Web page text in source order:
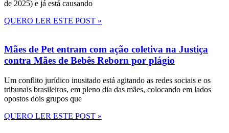
de 2025) e já está causando
QUERO LER ESTE POST »
Mães de Pet entram com ação coletiva na Justiça
contra Mães de Bebês Reborn por plágio
Um conflito jurídico inusitado está agitando as redes sociais e os
tribunais brasileiros, em pleno dia das mães, colocando em lados
opostos dois grupos que
QUERO LER ESTE POST »